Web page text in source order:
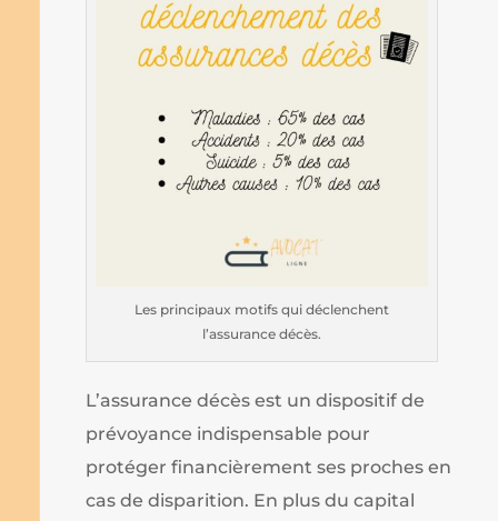
Les principaux motifs qui déclenchent
l’assurance décès.
L’assurance décès est un dispositif de
prévoyance indispensable pour
protéger financièrement ses proches en
cas de disparition. En plus du capital